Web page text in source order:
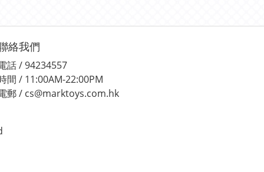
絡我們
話 / 94234557
間 / 11:00AM-22:00PM
郵 / cs@marktoys.com.hk